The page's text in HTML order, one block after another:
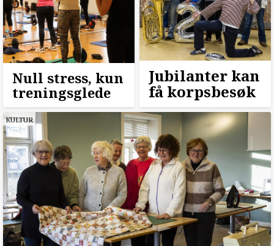
Null stress, kun
treningsglede
Jubilanter kan
få korpsbesøk
KULTUR